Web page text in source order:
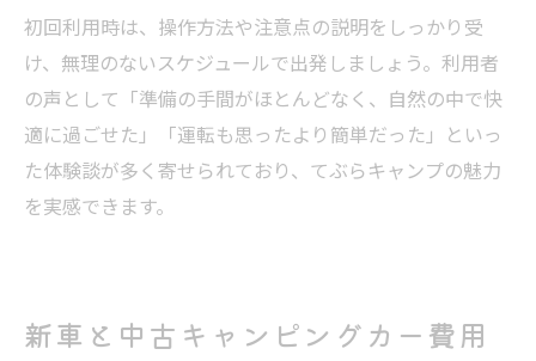
初回利用時は、操作方法や注意点の説明をしっかり受
け、無理のないスケジュールで出発しましょう。利用者
の声として「準備の手間がほとんどなく、自然の中で快
適に過ごせた」「運転も思ったより簡単だった」といっ
た体験談が多く寄せられており、てぶらキャンプの魅力
を実感できます。
新車と中古キャンピングカー費用